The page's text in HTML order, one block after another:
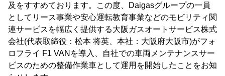
及をすすめております。この度、Daigasグループの一員
としてリース事業や安心運転教育事業などのモビリティ関
連サービスを幅広く提供する大阪ガスオートサービス株式
会社(代表取締役：松本 将英、本社：大阪府大阪市)がフォ
ロフライ F1 VANを導入、自社での車両メンテナンスサー
ビスのための整備作業車として運用を開始したことをお知